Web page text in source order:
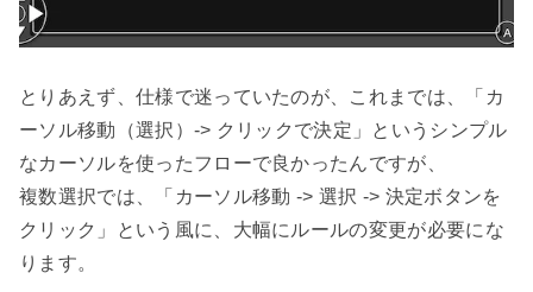
とりあえず、仕様で迷っていたのが、これまでは、「カ
ーソル移動（選択）-> クリックで決定」というシンプル
なカーソルを使ったフローで良かったんですが、
複数選択では、「カーソル移動 -> 選択 -> 決定ボタンを
クリック」という風に、大幅にルールの変更が必要にな
ります。